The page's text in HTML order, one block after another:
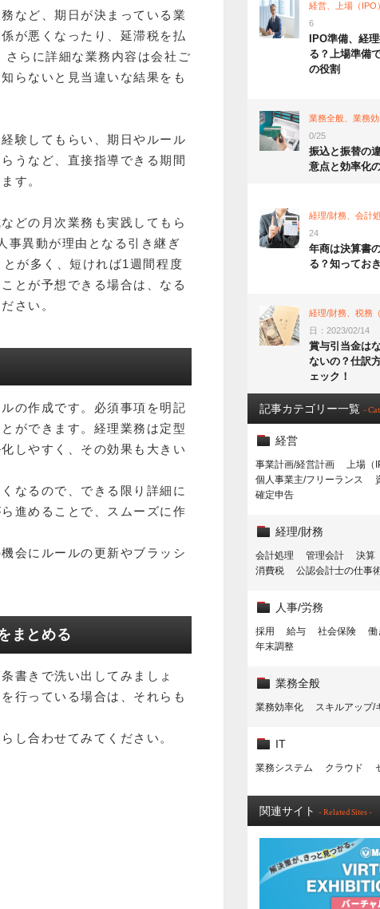
など、期日が決まっている業
が悪くなったり、延滞税を払
らに詳細な業務内容は会社ご
らないと見当違いな結果をも
験してもらい、期日やルール
うなど、直接指導できる期間
す。
どの月次業務も実践してもら
事異動が理由となる引き継ぎ
が多く、短ければ1週間程度
とが予想できる場合は、なる
さい。
の作成です。必須事項を明記
ができます。経理業務は定型
しやすく、その効果も大きい
なるので、できる限り詳細に
進めることで、スムーズに作
会にルールの更新やブラッシ
まとめる
書きで洗い出してみましょ
行っている場合は、それらも
し合わせてみてください。
経営、上場（IPO）
6
IPO準備、経
る？上場準備
の役割
業務全般、業務
0/25
振込と振替の
意点と効率化
経理/財務、会計
24
年商は決算書
る？知ってお
経理/財務、税務
日：2023/02/14
賞与引当金は
ないの？仕訳
ェック！
記事カテゴリー一覧 -
経営
事業計画/経営計画 上場（
個人事業主/フリーランス
確定申告
経理/財務
会計処理 管理会計 決算
消費税
公認会計士の仕事
人事/労務
採用 給与 社会保険 働
年末調整
業務全般
業務効率化 スキルアップ/
IT
業務システム クラウド
関連サイト - Related Sites -